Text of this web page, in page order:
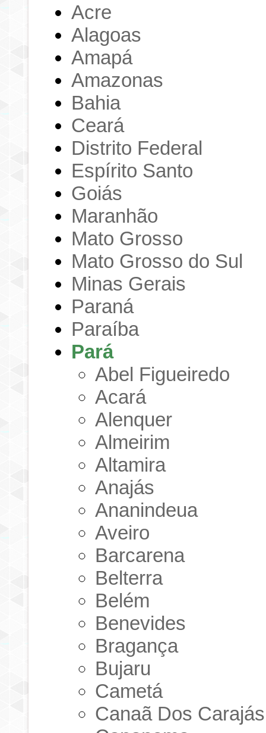
Acre
Alagoas
Amapá
Amazonas
Bahia
Ceará
Distrito Federal
Espírito Santo
Goiás
Maranhão
Mato Grosso
Mato Grosso do Sul
Minas Gerais
Paraná
Paraíba
Pará
Abel Figueiredo
Acará
Alenquer
Almeirim
Altamira
Anajás
Ananindeua
Aveiro
Barcarena
Belterra
Belém
Benevides
Bragança
Bujaru
Cametá
Canaã Dos Carajás